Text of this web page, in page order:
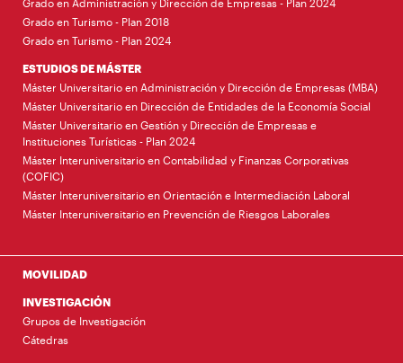
Grado en Turismo - Plan 2018
Grado en Turismo - Plan 2024
ESTUDIOS DE MÁSTER
Máster Universitario en Administración y Dirección de Empresas (MBA)
Máster Universitario en Dirección de Entidades de la Economía Social
Máster Universitario en Gestión y Dirección de Empresas e
Instituciones Turísticas - Plan 2024
Máster Interuniversitario en Contabilidad y Finanzas Corporativas
(COFIC)
Máster Interuniversitario en Orientación e Intermediación Laboral
Máster Interuniversitario en Prevención de Riesgos Laborales
MOVILIDAD
INVESTIGACIÓN
Grupos de Investigación
Cátedras